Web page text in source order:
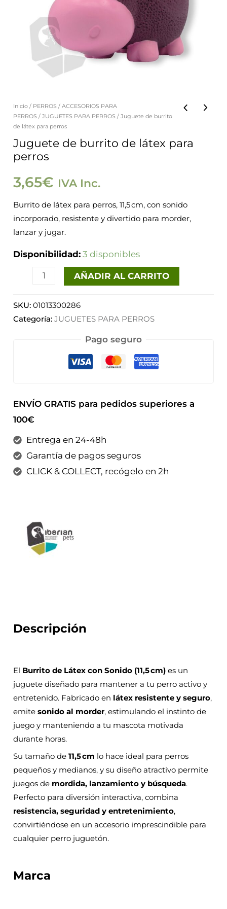
Inicio / PERROS /ACCESORIOS PARA
PERROS /JUGUETES PARA PERROS / Juguete de burrito
de látex para perros
Juguete de burrito de látex para
perros
3,65€ IVA Inc.
Burrito de látex para perros, 11,5 cm, con sonido
incorporado, resistente y divertido para morder,
lanzar y jugar.
Disponibilidad: 3 disponibles
Juguete
de
burrito
de
para
perros
cantidad
AÑADIR AL CARRITO
SKU:01013300286
Categoría:JUGUETES PARA PERROS
Pago seguro
ENVÍO GRATIS para pedidos superiores a
100€
Entrega en 24-48h
Garantía de pagos seguros
CLICK & COLLECT, recógelo en 2h
Descripción
El Burrito de Látex con Sonido (11,5 cm) es un
juguete diseñado para mantener a tu perro activo y
entretenido. Fabricado en látex resistente y seguro,
emitesonido al morder, estimulando el instinto de
juego y manteniendo a tu mascota motivada
durante horas.
Su tamaño de11,5 cm lo hace ideal para perros
pequeños y medianos, y su diseño atractivo permite
juegos de mordida, lanzamiento y búsqueda.
Perfecto para diversión interactiva, combina
resistencia, seguridad y entretenimiento,
convirtiéndose en un accesorio imprescindible para
cualquier perro juguetón.
Marca